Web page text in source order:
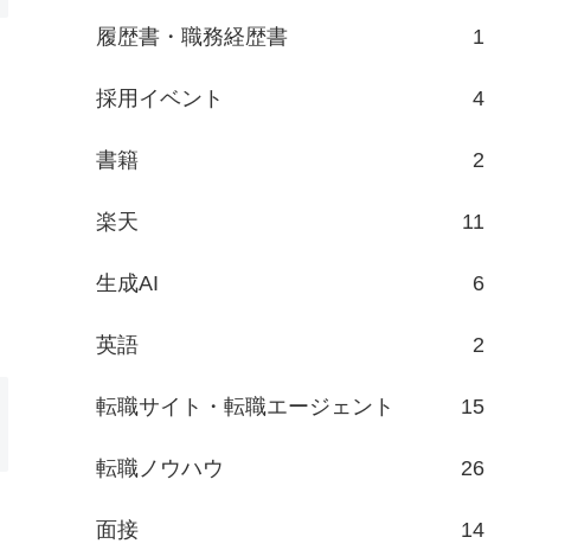
履歴書・職務経歴書 1
採用イベント 4
書籍 2
楽天 11
生成AI 6
英語 2
転職サイト・転職エージェント 15
転職ノウハウ 26
面接 14